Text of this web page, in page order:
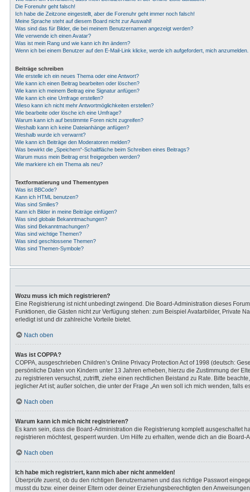
Die Forenuhr geht falsch!
Ich habe die Zeitzone eingestellt, aber die Forenuhr geht immer noch falsch!
Meine Sprache steht auf diesem Board nicht zur Auswahl!
Was sind das für Bilder, die bei meinem Benutzernamen angezeigt werden?
Wie verwende ich einen Avatar?
Was ist mein Rang und wie kann ich ihn ändern?
Wenn ich bei einem Benutzer auf den E-Mail-Link klicke, werde ich aufgefordert, mich anzumelden.
Beiträge schreiben
Wie erstelle ich ein neues Thema oder eine Antwort?
Wie kann ich einen Beitrag bearbeiten oder löschen?
Wie kann ich meinem Beitrag eine Signatur anfügen?
Wie kann ich eine Umfrage erstellen?
Wieso kann ich nicht mehr Antwortmöglichkeiten erstellen?
Wie bearbeite oder lösche ich eine Umfrage?
Warum kann ich auf bestimmte Foren nicht zugreifen?
Weshalb kann ich keine Dateianhänge anfügen?
Weshalb wurde ich verwarnt?
Wie kann ich Beiträge den Moderatoren melden?
Was bewirkt die „Speichern“-Schaltfläche beim Schreiben eines Beitrags?
Warum muss mein Beitrag erst freigegeben werden?
Wie markiere ich ein Thema als neu?
Textformatierung und Thementypen
Was ist BBCode?
Kann ich HTML benutzen?
Was sind Smilies?
Kann ich Bilder in meine Beiträge einfügen?
Was sind globale Bekanntmachungen?
Was sind Bekanntmachungen?
Was sind wichtige Themen?
Was sind geschlossene Themen?
Was sind Themen-Symbole?
Wozu muss ich mich registrieren?
Eine Registrierung ist nicht unbedingt zwingend. Die Board-Administration dieses
Funktionen, die Gästen nicht zur Verfügung stehen: zum Beispiel Avatarbilder, Private
erledigt ist und dir zahlreiche Vorteile bietet.
Nach oben
Was ist COPPA?
COPPA, ausgeschrieben Children’s Online Privacy Protection Act of 1998 (deutsch:
persönliche Daten von Kindern unter 13 Jahren erheben, hierzu die Zustimmung der
zu registrieren versuchst, zutrifft, ziehe einen rechtlichen Beistand zu Rate. Bitte
jeglicher Art ist; außer solchen, die unter der Frage „An wen soll ich mich wenden,
Nach oben
Warum kann ich mich nicht registrieren?
Es kann sein, dass die Board-Administration die Registrierung komplett ausgeschaltet
registrieren möchtest, gesperrt wurden. Um Hilfe zu erhalten, wende dich an die Board-
Nach oben
Ich habe mich registriert, kann mich aber nicht anmelden!
Überprüfe zuerst, ob du den richtigen Benutzernamen und das richtige Passwort
musst du bzw. einer deiner Eltern oder deiner Erziehungsberechtigten den